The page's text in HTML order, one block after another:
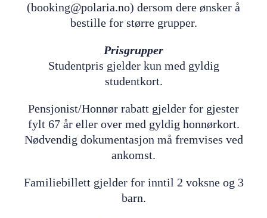
(booking@polaria.no) dersom dere ønsker å
bestille for større grupper.
Prisgrupper
Studentpris gjelder kun med gyldig
studentkort.
Pensjonist/Honnør rabatt gjelder for gjester
fylt 67 år eller over med gyldig honnørkort.
Nødvendig dokumentasjon må fremvises ved
ankomst.
Familiebillett gjelder for inntil 2 voksne og 3
barn.